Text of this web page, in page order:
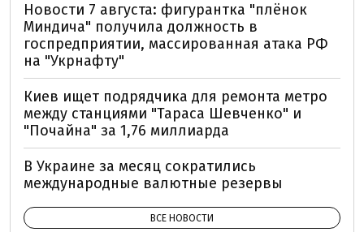
Новости 7 августа: фигурантка "плёнок
Миндича" получила должность в
госпредприятии, массированная атака РФ
на "Укрнафту"
Киев ищет подрядчика для ремонта метро
между станциями "Тараса Шевченко" и
"Почайна" за 1,76 миллиарда
В Украине за месяц сократились
международные валютные резервы
ВСЕ НОВОСТИ